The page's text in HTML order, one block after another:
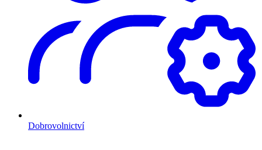
Dobrovolnictví